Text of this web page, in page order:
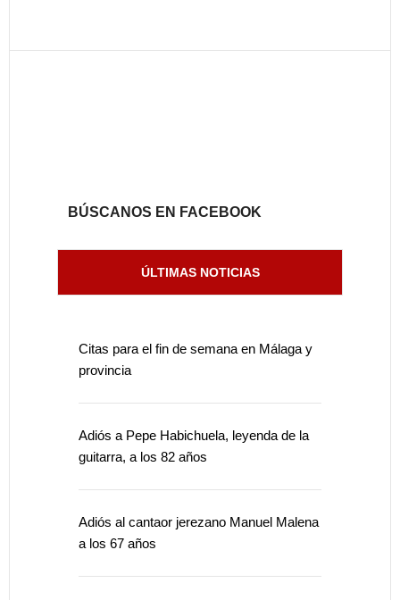
BÚSCANOS EN FACEBOOK
ÚLTIMAS NOTICIAS
Citas para el fin de semana en Málaga y
provincia
Adiós a Pepe Habichuela, leyenda de la
guitarra, a los 82 años
Adiós al cantaor jerezano Manuel Malena
a los 67 años